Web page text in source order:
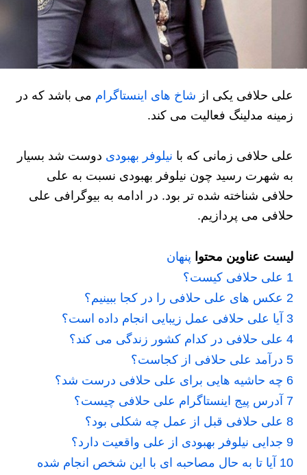
علی حلافی یکی از شاخ های اینستاگرام می باشد که در
زمینه مدلینگ فعالیت می کند.
علی حلافی زمانی که با نیلوفر بهبودی دوست شد بسیار
به شهرت رسید چون نیلوفر بهبودی نسبت به علی
حلافی شناخته شده تر بود. در ادامه به بیوگرافی علی
حلافی می پردازیم.
لیست عناوین محتوا پنهان
1 علی حلافی کیست؟
2 عکس های علی حلافی را در کجا ببینیم؟
3 آیا علی حلافی عمل زیبایی انجام داده است؟
4 علی حلافی در کدام کشور زندگی می کند؟
5 درآمد علی حلافی از کجاست؟
6 چه حاشیه هایی برای علی حلافی درست شد؟
7 آدرس پیج اینستاگرام علی حلافی چیست؟
8 علی حلافی قبل از عمل چه شکلی بود؟
9 جدایی نیلوفر بهبودی از علی واقعیت دارد؟
10 آیا تا به حال مصاحبه ای با این شخص انجام شده